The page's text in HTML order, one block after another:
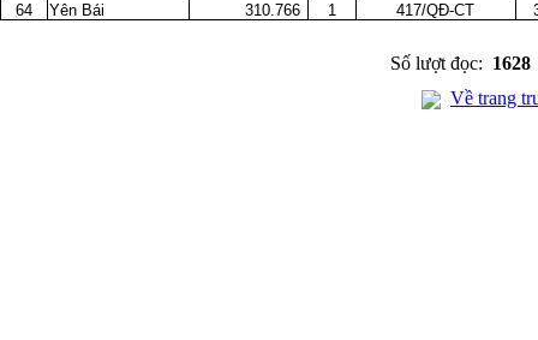
64
Yên Bái 310.766 1 417/QĐ-CT
Số lượt đọc: 1628
Về trang